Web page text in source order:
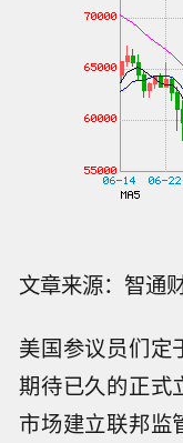
文章来源：智通
美国参议员们定
期待已久的正式
市场建立联邦监